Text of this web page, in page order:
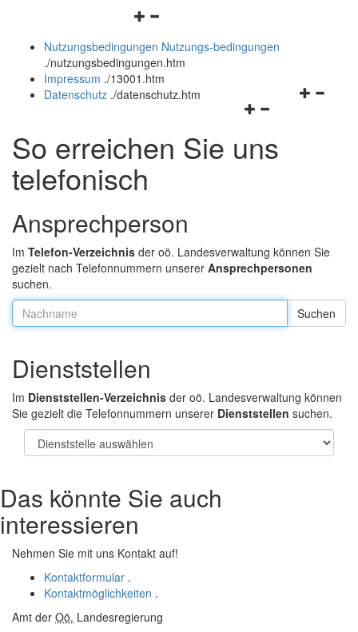
Navigationsmenü
und
schließen
Nutzungsbedingungen Nutzungs-bedingungen
./nutzungsbedingungen.htm
Impressum ./13001.htm
Navigationsmenü
und
schließen
Datenschutz ./datenschutz.htm
So erreichen Sie uns
telefonisch
Ansprechperson
Im Telefon-Verzeichnis der oö. Landesverwaltung können Sie
gezielt nach Telefonnummern unserer Ansprechpersonen
suchen.
Nachname:
Dienststellen
Im Dienststellen-Verzeichnis der oö. Landesverwaltung können
Sie gezielt die Telefonnummern unserer Dienststellen suchen.
Das könnte Sie auch
interessieren
Nehmen Sie mit uns Kontakt auf!
Kontaktformular .
Kontaktmöglichkeiten .
Amt der Oö. Landesregierung